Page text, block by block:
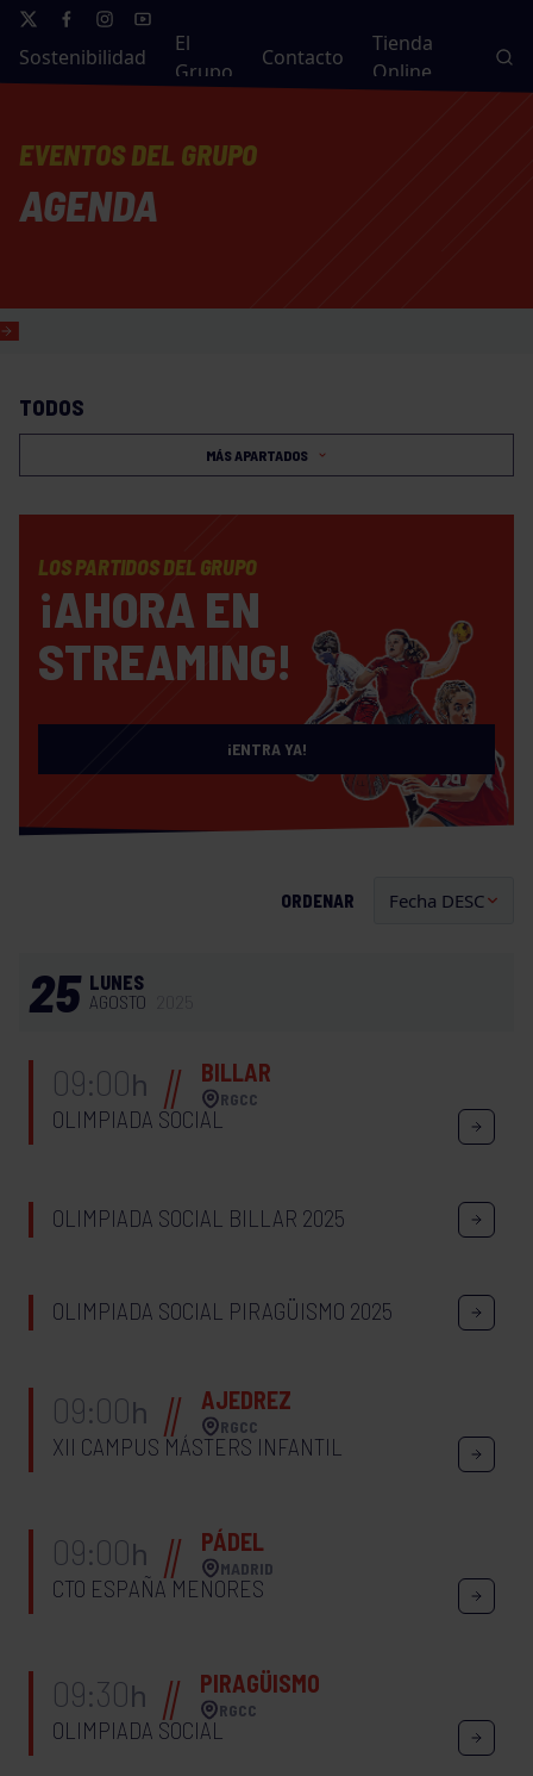
Sostenibilidad
El
Grupo
Contacto
Tienda
Online
EVENTOS DEL GRUPO
AGENDA
TODOS
MÁS APARTADOS
LOS PARTIDOS DEL GRUPO
¡AHORA EN
STREAMING!
¡ENTRA YA!
ORDENAR
25 LUNES
AGOSTO
09:00h BILLAR
RGCC
OLIMPIADA SOCIAL
OLIMPIADA SOCIAL BILLAR 2025
OLIMPIADA SOCIAL PIRAGÜISMO 2025
09:00h AJEDREZ
RGCC
XII CAMPUS MÁSTERS INFANTIL
09:00h PÁDEL
MADRID
CTO ESPAÑA MENORES
09:30h PIRAGÜISMO
RGCC
OLIMPIADA SOCIAL